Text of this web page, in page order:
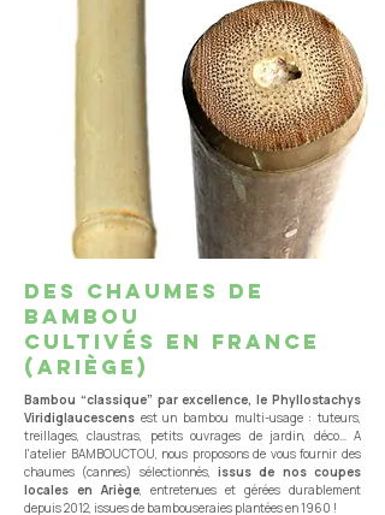
des chaumes de
bambou
cultivés en france
(ariège)
Bambou “classique” par excellence, le Phyllostachys
Viridiglaucescens est un bambou multi-usage : tuteurs,
treillages, claustras, petits ouvrages de jardin, déco… A
l'atelier BAMBOUCTOU, nous proposons de vous fournir des
chaumes (cannes) sélectionnés, issus de nos coupes
locales en Ariège , entretenues et gérées durablement
depuis 2012, issues de bambouseraies plantées en 1960 !